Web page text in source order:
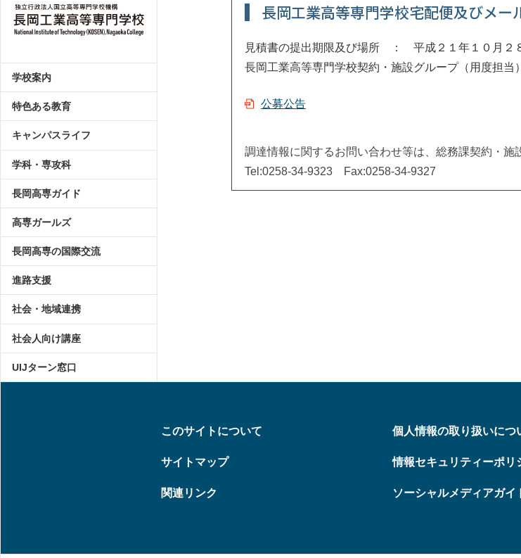
学校案内
特色ある教育
キャンパスライフ
学科・専攻科
長岡高専ガイド
高専ガールズ
長岡高専の国際交流
進路支援
社会・地域連携
社会人向け講座
UIJターン窓口
長岡工業高等専門学校宅配便及びメ
見積書の提出期限及び場所 ： 平成２１年１０月２
長岡工業高等専門学校契約・施設グループ（用度担当）
公募公告
調達情報に関するお問い合わせ等は、総務課契約・施
Tel:0258-34-9323 Fax:0258-34-9327
このサイトについて
サイトマップ
関連リンク
個人情報の取り扱いにつ
情報セキュリティーポリ
ソーシャルメディアガイ